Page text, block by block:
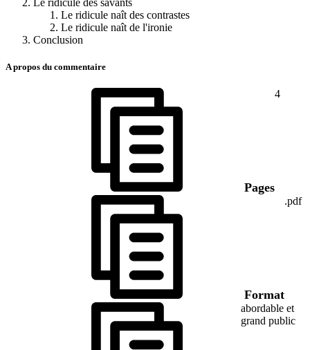
Le ridicule naît des contrastes
Le ridicule naît de l'ironie
Conclusion
A propos du commentaire
Pages
4
Format
.pdf
abordable et
grand public